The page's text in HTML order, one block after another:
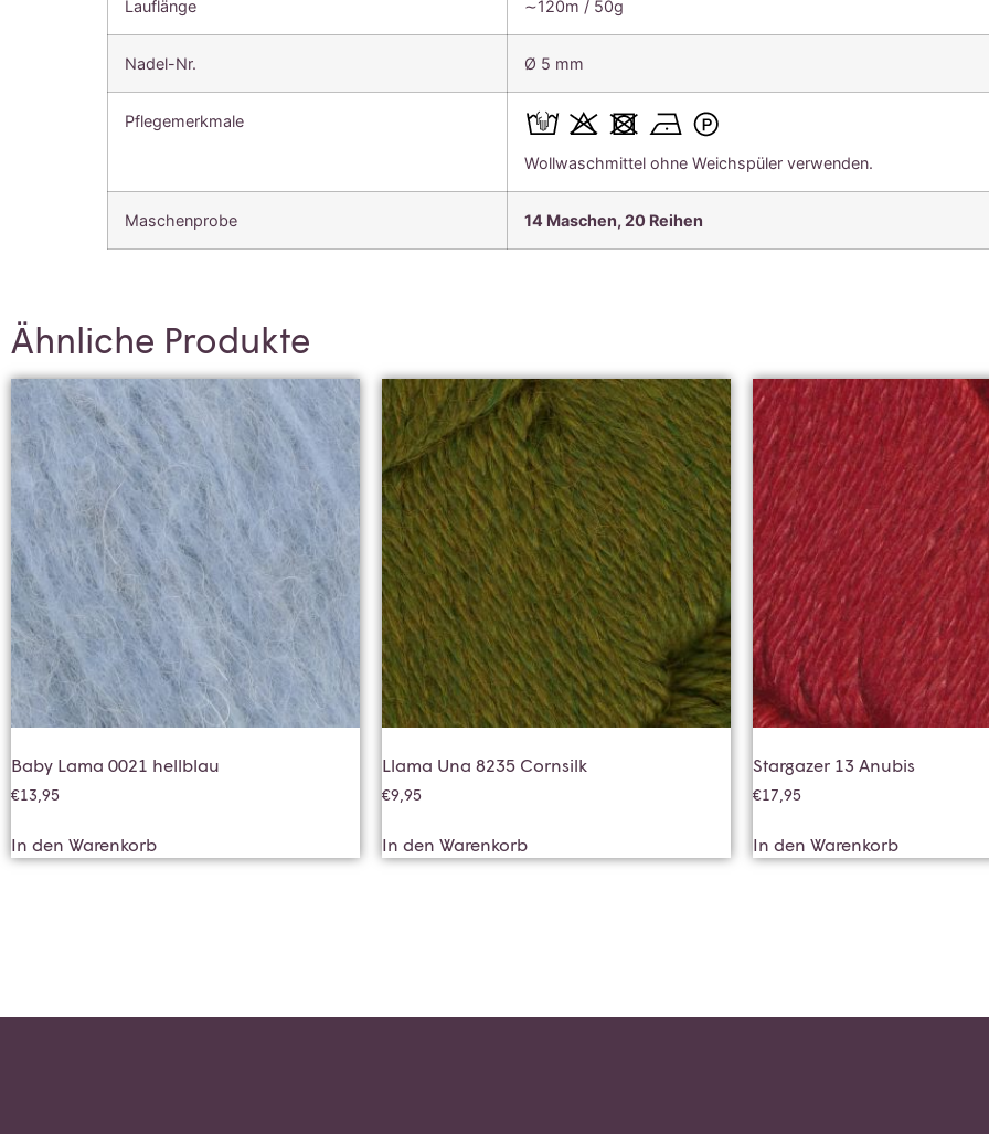
Lauflänge ∼120m / 50g
Nadel-Nr. Ø 5 mm
Pflegemerkmale
Wollwaschmittel ohne Weichspüler verwenden.
Maschenprobe 14 Maschen, 20 Reihen
Ähnliche Produkte
Baby Lama 0021 hellblau
€13,95
In den Warenkorb
Llama Una 8235 Cornsilk
€9,95
In den Warenkorb
Stargazer 13 Anubis
€17,95
In den Warenkorb